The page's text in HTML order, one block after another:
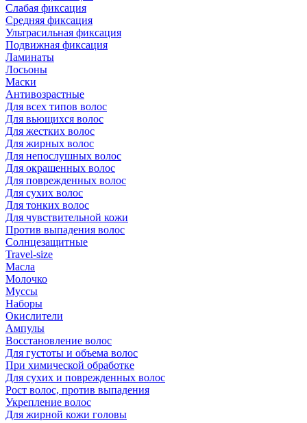
Слабая фиксация
Средняя фиксация
Ультрасильная фиксация
Подвижная фиксация
Ламинаты
Лосьоны
Маски
Антивозрастные
Для всех типов волос
Для вьющихся волос
Для жестких волос
Для жирных волос
Для непослушных волос
Для окрашенных волос
Для поврежденных волос
Для сухих волос
Для тонких волос
Для чувствительной кожи
Против выпадения волос
Солнцезащитные
Travel-size
Масла
Молочко
Муссы
Наборы
Окислители
Ампулы
Восстановление волос
Для густоты и объема волос
При химической обработке
Для сухих и поврежденных волос
Рост волос, против выпадения
Укрепление волос
Для жирной кожи головы